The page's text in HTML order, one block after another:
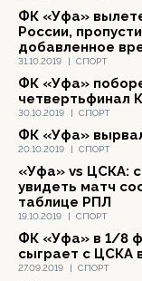
31.10.2019 | СПОРТ
ФК «Уфа»
России,
добавленное
30.10.2019 | СПОРТ
ФК «Уфа»
четвертьфинал
20.10.2019 | СПОРТ
ФК «Уфа»
19.10.2019 | СПОРТ
«Уфа» vs ЦСКА:
увидеть матч
таблице РПЛ
27.09.2019 | СПОРТ
ФК «Уфа» в 1/8
сыграет с ЦСКА